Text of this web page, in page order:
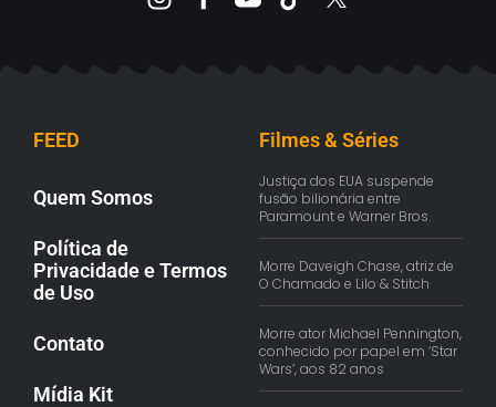
FEED
Quem Somos
Política de
Privacidade e Termos
de Uso
Contato
Mídia Kit
Filmes & Séries
Justiça dos EUA suspende
fusão bilionária entre
Paramount e Warner Bros.
Morre Daveigh Chase, atriz de
O Chamado e Lilo & Stitch
Morre ator Michael Pennington,
conhecido por papel em ‘Star
Wars’, aos 82 anos